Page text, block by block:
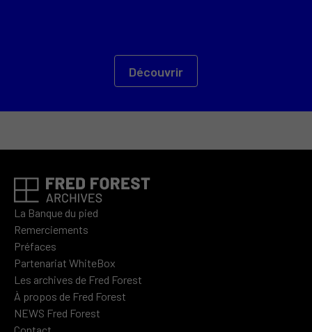
Découvrir
La Banque du pied
Remerciements
Préfaces
Partenariat WhiteBox
Les archives de Fred Forest
À propos de Fred Forest
NEWS Fred Forest
Contact